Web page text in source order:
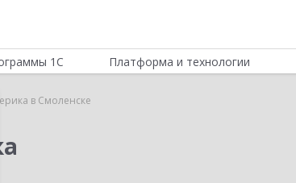
1С Платформа и технологии
в Смоленске